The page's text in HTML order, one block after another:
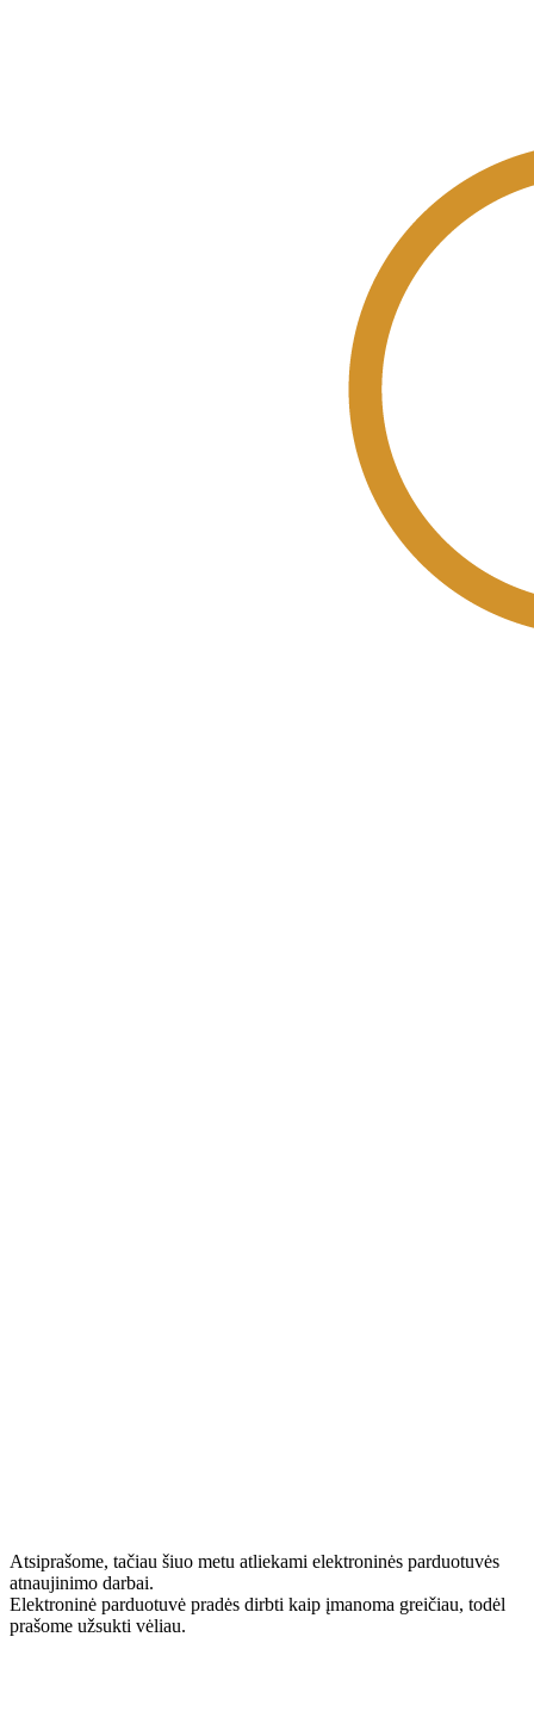
Atsiprašome, tačiau šiuo metu atliekami elektroninės parduotuvės
atnaujinimo darbai.
Elektroninė parduotuvė pradės dirbti kaip įmanoma greičiau, todėl
prašome užsukti vėliau.